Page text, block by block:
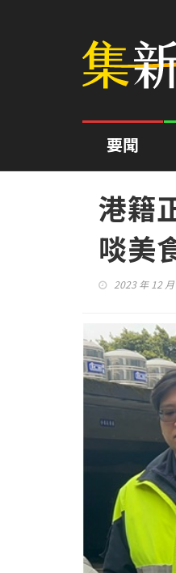
要聞
港籍
啖美
2023 年 12